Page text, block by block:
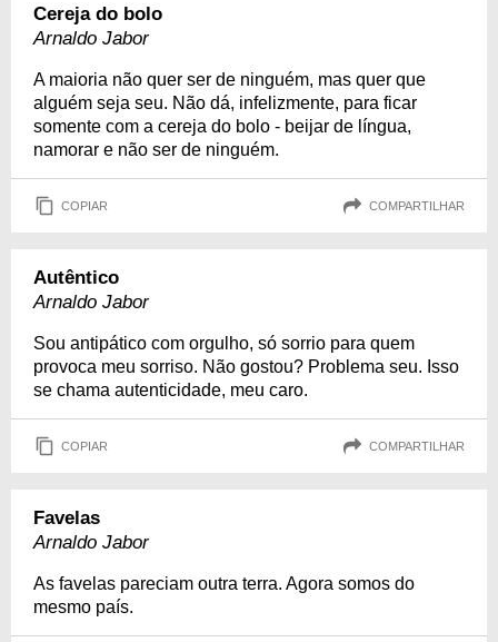
Cereja do bolo
Arnaldo Jabor
A maioria não quer ser de ninguém, mas quer que
alguém seja seu. Não dá, infelizmente, para ficar
somente com a cereja do bolo - beijar de língua,
namorar e não ser de ninguém.
COPIAR COMPARTILHAR
Autêntico
Arnaldo Jabor
Sou antipático com orgulho, só sorrio para quem
provoca meu sorriso. Não gostou? Problema seu. Isso
se chama autenticidade, meu caro.
COPIAR COMPARTILHAR
Favelas
Arnaldo Jabor
As favelas pareciam outra terra. Agora somos do
mesmo país.